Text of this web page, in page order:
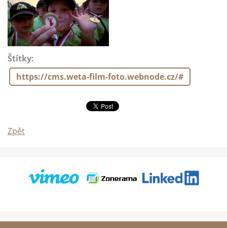
Štítky:
https://cms.weta-film-foto.webnode.cz/#
Zpět